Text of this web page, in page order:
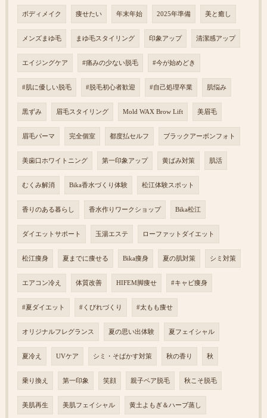
ボディメイク 痩せたい 年末年始 2025年準備 美と癒し
メンズまゆ毛 まゆ毛スタイリング 印象アップ 清潔感アップ
エイジングケア #痛みの少ない脱毛 #今が始めどき
#肌に優しい脱毛 #脱毛初心者歓迎 #自己処理卒業 肌悩み
黒ずみ 眉毛スタイリング Mold WAX Brow Lift 美眉毛
眉毛パーマ 完全個室 都度払セルフ ブラックアーボンフォト
美歯口ホワイトニング 第一印象アップ 黄ばみ対策 肌活
むくみ解消 Bika香水づくり体験 松江体験スポット
香りのある暮らし 香水作りワークショップ Bika松江
ダイエットサポート 玉湯エステ ローファットダイエット
松江痩身 夏までに痩せる Bika痩身 夏の肌対策 シミ対策
エアコン冷え 体質改善 HIFEM脚痩せ #キャビ痩身
#夏ダイエット #くびれづくり #太もも痩せ
オリジナルフレグランス 夏の思い出体験 夏フェイシャル
夏冷え UVケア シミ・そばかす対策 秋の香り 秋
乗り換え 第一印象 笑顔 親子ペア脱毛 秋こそ脱毛
美肌再生 美肌フェイシャル 黄土よもぎ＆ハーブ蒸し